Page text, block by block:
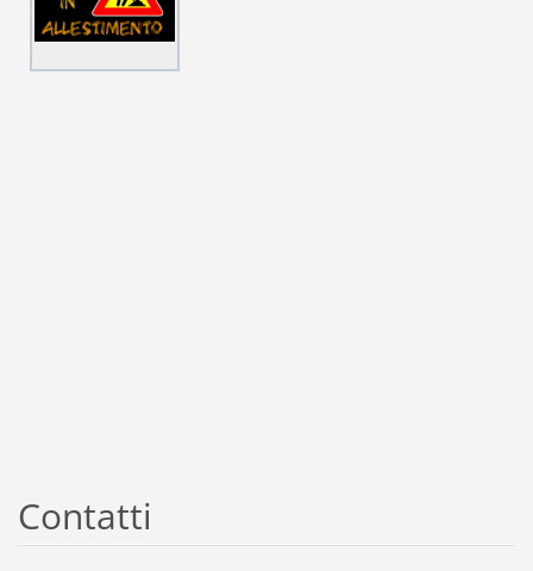
Contatti